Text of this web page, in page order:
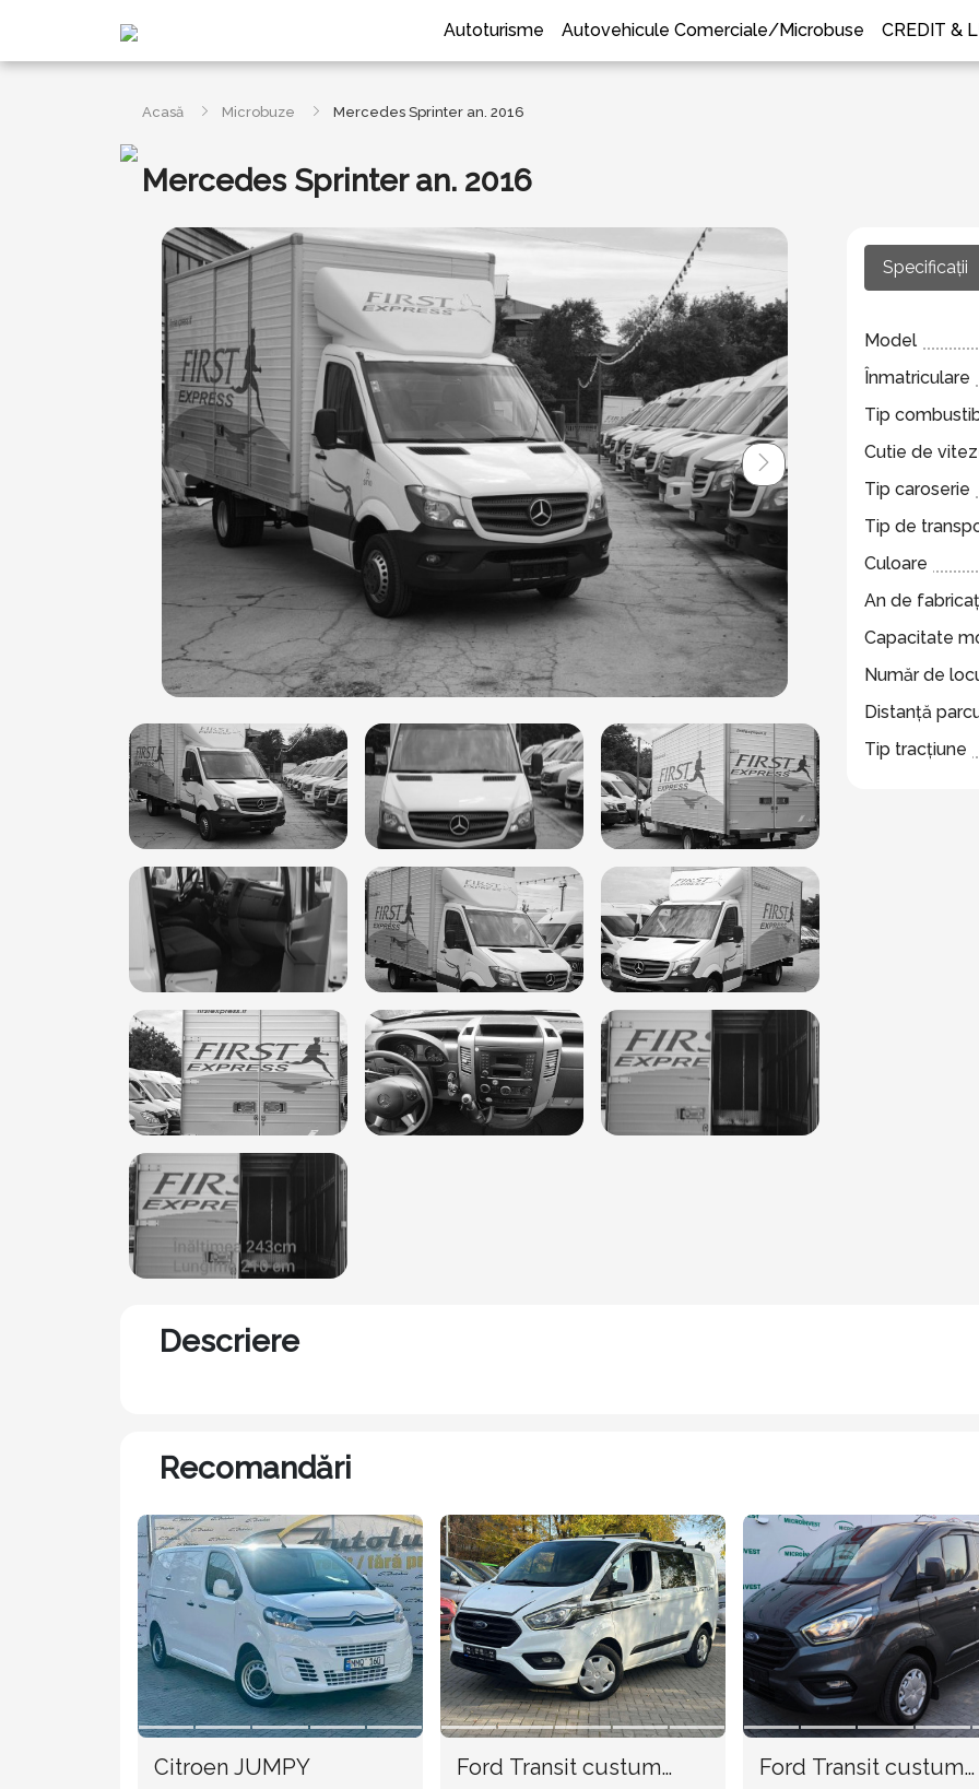
Autoturisme Autovehicule Comerciale/Microbuse CREDIT &
Acasă Microbuze Mercedes Sprinter an. 2016
Mercedes Sprinter an. 2016
Specificații
Model
Înmatriculare
Tip
Cutie de
Tip caroserie
Tip de
Culoare
An de
Capacitate
Număr de
Distanță
Tip tracțiune
Descriere
Recomandări
Citroen JUMPY
Ford Transit custum
Ford Transit custum